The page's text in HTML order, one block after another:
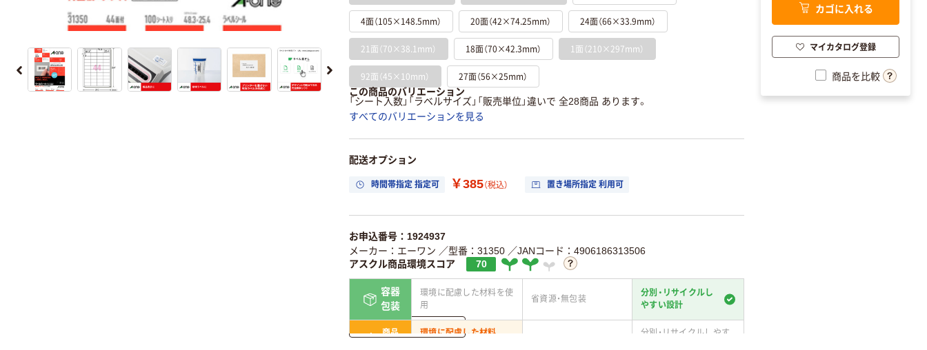
4面（105×148.5mm） 20面（42×74.25mm） 24面（66×33.9mm）
21面（70×38.1mm） 18面（70×42.3mm） 1面（210×297mm）
92面（45×10mm） 27面（56×25mm）
この商品のバリエーション
「シート入数」「ラベルサイズ」「販売単位」違いで 全28商品 あります。
すべてのバリエーションを見る
配送オプション
時間帯指定 指定可 ￥385（税込） 置き場所指定 利用可
お申込番号：1924937
メーカー：エーワン ／型番：31350 ／JANコード：4906186313506
アスクル商品環境スコア
70
容器
包装
環境に配慮した材料を使
用
省資源・無包装
分別・リサイクルし
やすい設計
商品
環境に配慮した材料
分別・リサイクルしやす
詳しく見る
カゴに入れる
マイカタログ登録
商品を比較